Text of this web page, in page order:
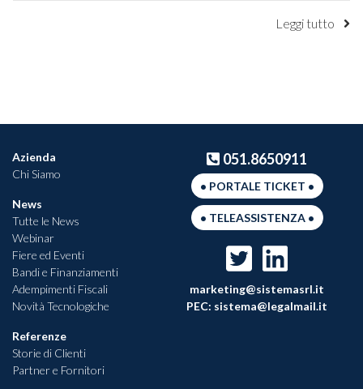
Leggi tutto
Azienda
Chi Siamo
News
Tutte le News
Webinar
Fiere ed Eventi
Bandi e Finanziamenti
Adempimenti Fiscali
Novità Tecnologiche
Referenze
Storie di Clienti
Partner e Fornitori
051.8650911
• PORTALE TICKET •
• TELEASSISTENZA •
marketing@sistemasrl.it
PEC: sistema@legalmail.it